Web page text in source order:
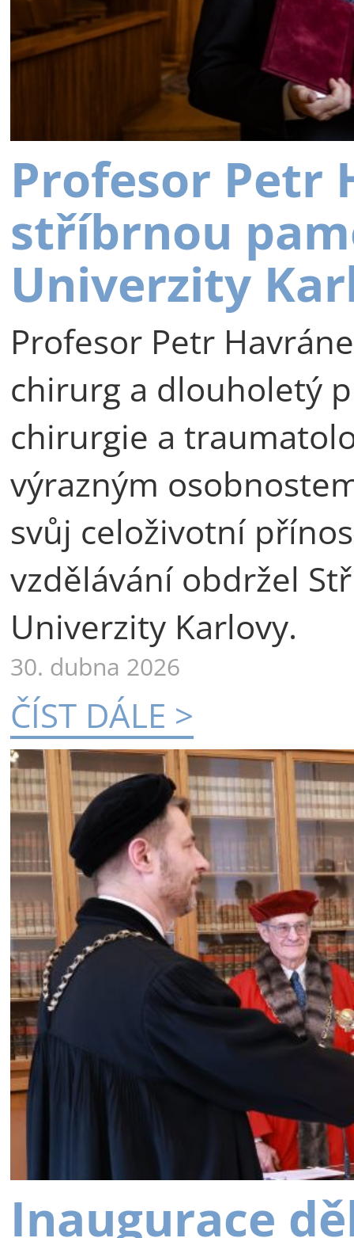
Profesor Petr
stříbrnou
Univerzity
Profesor Petr
chirurg a dlouholetý
chirurgie a
výrazným
svůj celoživotní
vzdělávání obdržel
Univerzity Karlovy.
30. dubna 2026
ČÍST DÁLE >
Inaugurace